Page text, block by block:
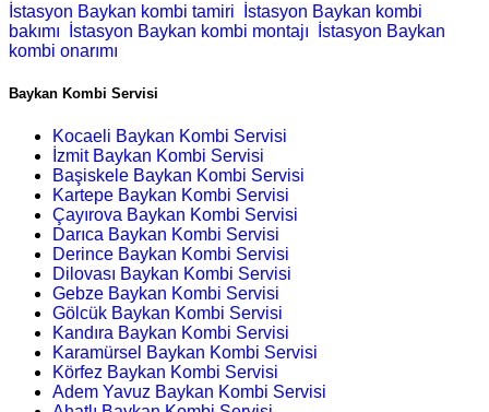
İstasyon Baykan kombi tamiri
İstasyon Baykan kombi
bakımı
İstasyon Baykan kombi montajı
İstasyon Baykan
kombi onarımı
Baykan Kombi Servisi
Kocaeli Baykan Kombi Servisi
İzmit Baykan Kombi Servisi
Başiskele Baykan Kombi Servisi
Kartepe Baykan Kombi Servisi
Çayırova Baykan Kombi Servisi
Darıca Baykan Kombi Servisi
Derince Baykan Kombi Servisi
Dilovası Baykan Kombi Servisi
Gebze Baykan Kombi Servisi
Gölcük Baykan Kombi Servisi
Kandıra Baykan Kombi Servisi
Karamürsel Baykan Kombi Servisi
Körfez Baykan Kombi Servisi
Adem Yavuz Baykan Kombi Servisi